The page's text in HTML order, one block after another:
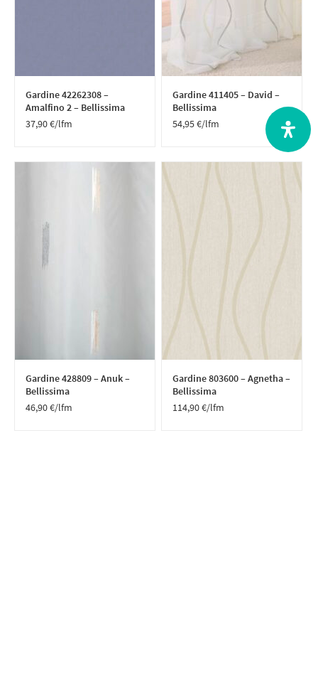
Gardine 42262308 –
Amalfino 2 – Bellissima
37,90€/lfm
Gardine 411405 – David –
Bellissima
54,95€/lfm
Gardine 428809 – Anuk –
Bellissima
46,90€/lfm
Gardine 803600 – Agnetha –
Bellissima
114,90€/lfm